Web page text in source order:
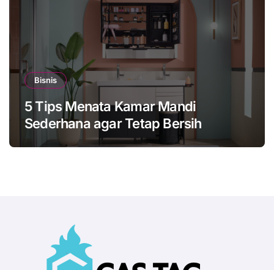
Bisnis
5 Tips Menata Kamar Mandi
Sederhana agar Tetap Bersih